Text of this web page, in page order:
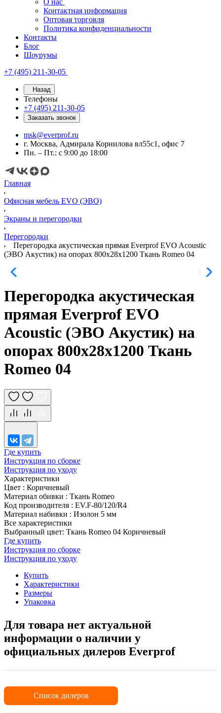
О нас
Контактная информация
Оптовая торговля
Политика конфиденциальности
Контакты
Блог
Шоурумы
+7 (495) 211-30-05
Назад
Телефоны
+7 (495) 211-30-05
Заказать звонок
msk@everprof.ru
г. Москва, Адмирала Корнилова вл55с1, офис 7
Пн. – Пт.: с 9:00 до 18:00
Главная
Офисная мебель EVO (ЭВО)
Экраны и перегородки
Перегородки
Перегородка акустическая прямая Everprof EVO Acoustic
(ЭВО Акустик) на опорах 800х28х1200 Ткань Romeo 04
Перегородка акустическая
прямая Everprof EVO
Acoustic (ЭВО Акустик) на
опорах 800х28х1200 Ткань
Romeo 04
Где купить
Инструкция по сборке
Инструкция по уходу
Характеристики
Цвет : Коричневый
Материал обивки : Ткань Romeo
Код производителя : EV.F-80/120/R4
Материал набивки : Изолон 5 мм
Все характеристики
Выбранный цвет: Ткань Romeo 04 Коричневый
Где купить
Инструкция по сборке
Инструкция по уходу
Купить
Характеристики
Размеры
Упаковка
Для товара нет актуальной
информации о наличии у
официальных дилеров Everprof
Список дилеров